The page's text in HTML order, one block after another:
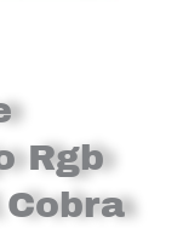
Rgb